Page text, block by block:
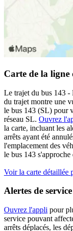
Carte de la ligne
Le trajet du bus 143 -
du trajet montre une
le bus 143 (SL) pour
réseau SL. Ouvrez
la carte, incluant les
arrêts ayant été
l'emplacement des
le bus 143 s'approche
Voir la carte détaillée
Alertes de
Ouvrez l'appli pour
service pouvant
arrêts déplacés, les